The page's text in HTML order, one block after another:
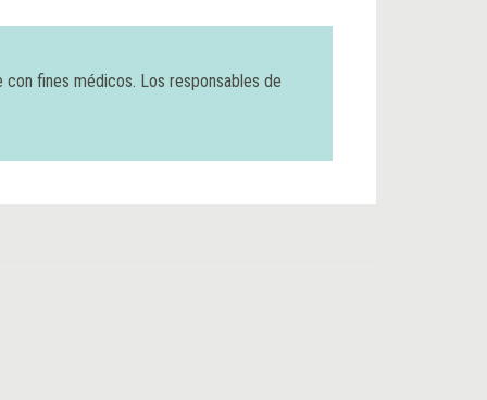
fines médicos. Los responsables de